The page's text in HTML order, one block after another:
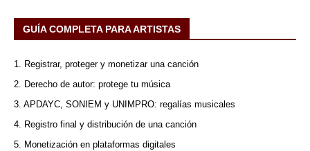
GUÍA COMPLETA PARA ARTISTAS
1. Registrar, proteger y monetizar una canción
2. Derecho de autor: protege tu música
3. APDAYC, SONIEM y UNIMPRO: regalías musicales
4. Registro final y distribución de una canción
5. Monetización en plataformas digitales